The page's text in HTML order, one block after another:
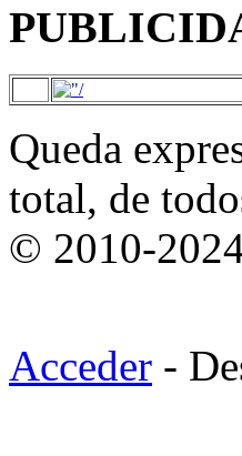
Queda
total, de
© 2010-
Acceder -